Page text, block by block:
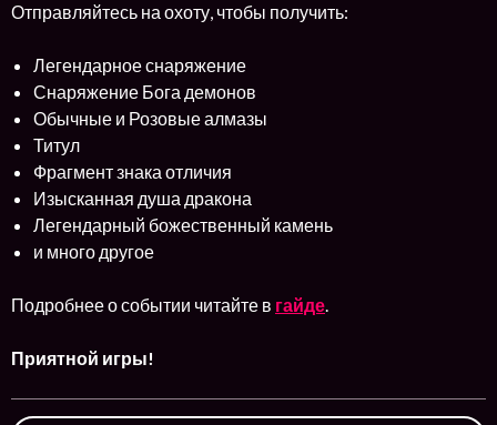
Отправляйтесь на охоту, чтобы получить:
Легендарное снаряжение
Снаряжение Бога демонов
Обычные и Розовые алмазы
Титул
Фрагмент знака отличия
Изысканная душа дракона
Легендарный божественный камень
и много другое
Подробнее о событии читайте в гайде.
Приятной игры!